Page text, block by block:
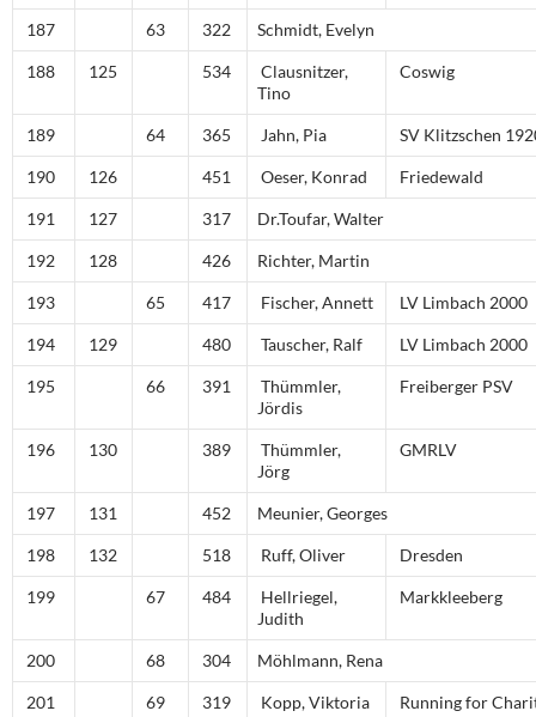
187 63 322 Schmidt, Evelyn
188 125 534
Clausnitzer,
Tino
Coswig
189 64 365 Jahn, Pia SV Klitzschen
190 126 451 Oeser, Konrad Friedewald
191 127 317 Dr.Toufar, Walter
192 128 426 Richter, Martin
193 65 417 Fischer, Annett LV Limbach 2000
194 129 480 Tauscher, Ralf LV Limbach 2000
195 66 391
Thümmler,
Jördis
Freiberger PSV
196 130 389
Thümmler,
Jörg
GMRLV
197 131 452 Meunier, Georges
198 132 518 Ruff, Oliver Dresden
199 67 484
Hellriegel,
Judith
Markkleeberg
200 68 304 Möhlmann, Rena
201 69 319 Kopp, Viktoria Running for